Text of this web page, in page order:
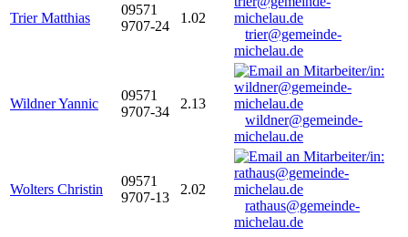
Trier Matthias
09571
9707-24
1.02
trier@gemeinde-
michelau.de
Wildner Yannic
09571
9707-34
2.13
wildner@gemeinde-
michelau.de
Wolters Christin
09571
9707-13
2.02
rathaus@gemeinde-
michelau.de